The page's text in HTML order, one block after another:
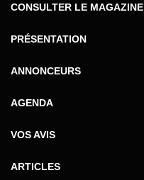
CONSULTER LE MAGAZINE
PRÉSENTATION
ANNONCEURS
AGENDA
VOS AVIS
ARTICLES